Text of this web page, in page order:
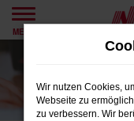
Zum
Hauptinhalt
MENÜ
Wir nutzen Cookies,
Webseite zu
zu verbessern. Wir